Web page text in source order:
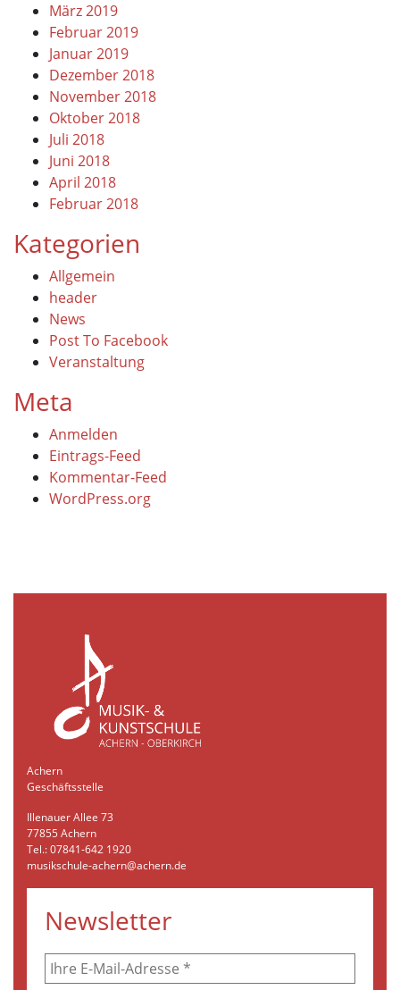
März 2019
Februar 2019
Januar 2019
Dezember 2018
November 2018
Oktober 2018
Juli 2018
Juni 2018
April 2018
Februar 2018
Kategorien
Allgemein
header
News
Post To Facebook
Veranstaltung
Meta
Anmelden
Eintrags-Feed
Kommentar-Feed
WordPress.org
Achern
Geschäftsstelle
Illenauer Allee 73
77855 Achern
Tel.: 07841-642 1920
musikschule-achern@achern.de
Newsletter